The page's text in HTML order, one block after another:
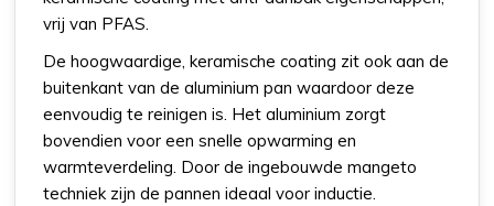
vrij van PFAS.
De hoogwaardige, keramische coating zit ook aan de
buitenkant van de aluminium pan waardoor deze
eenvoudig te reinigen is. Het aluminium zorgt
bovendien voor een snelle opwarming en
warmteverdeling. Door de ingebouwde mangeto
techniek zijn de pannen ideaal voor inductie.